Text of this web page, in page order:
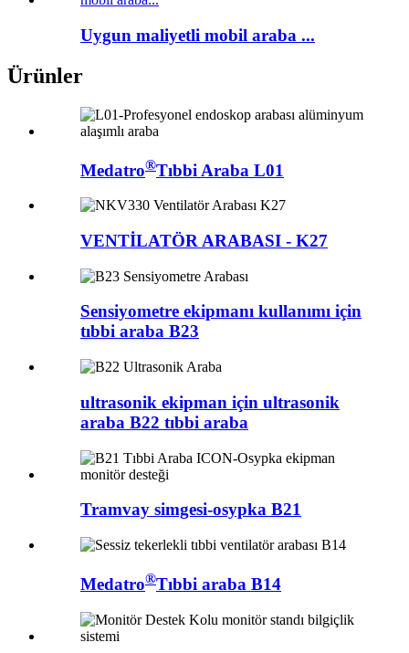
Uygun maliyetli mobil araba ...
Ürünler
Medatro®Tıbbi Araba L01
VENTİLATÖR ARABASI - K27
Sensiyometre ekipmanı kullanımı için
tıbbi araba B23
ultrasonik ekipman için ultrasonik
araba B22 tıbbi araba
Tramvay simgesi-osypka B21
Medatro®Tıbbi araba B14